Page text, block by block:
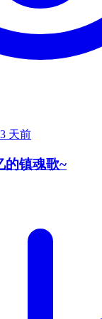
天前
的镇魂歌~